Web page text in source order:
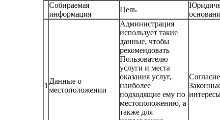
Собираемая
информация
Цель
1
Данные о
местоположении
Администрация
использует такие
данные, чтобы
рекомендовать
Пользователю
услуги и места
оказания услуг,
наиболее
подходящие ему по
местоположению, а
также для
Согласие